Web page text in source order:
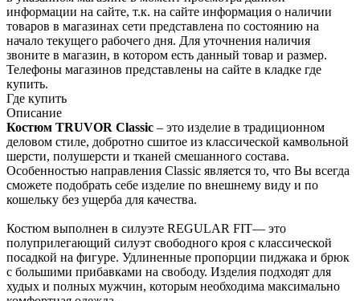
информации на сайте, т.к. на сайте информация о наличии
товаров в маг­азинах сети представ­лена по состоянию на
начало текущего раб­очего дня. Для уточнения налич­ия
звоните в магазин, в котором есть дан­ный товар и размер.
Телефоны магазинов представлены на сайте в кладке где
купить.
Где купить
Описание
Костюм TRUVOR Classic – это изделие в традиционном
деловом стиле, добротно сшитое из классической камвольной
шерсти, полушерсти и тканей смешанного состава.
Особенностью направления Classic является то, что Вы всегда
сможете подобрать себе изделие по внешнему виду и по
кошельку без ущерба для качества.
Костюм выполнен в силуэте REGULAR FIT— это
полуприлегающий силуэт свободного кроя с классической
посадкой на фигуре. Удлиненные пропорции пиджака и брюк
с большими прибавками на свободу. Изделия подходят для
худых и полных мужчин, которым необходима максимально